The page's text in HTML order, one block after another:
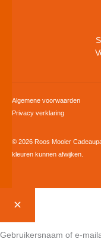
© 2026 Roos Mooier
kleuren kunnen afwijken.
Algemene voorwaarden
Privacy verklaring
Gebruikersnaam of e-